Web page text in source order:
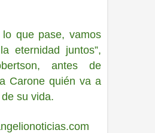
lo que pase, vamos
eternidad juntos”,
antes de
Carone quién va a
su vida.